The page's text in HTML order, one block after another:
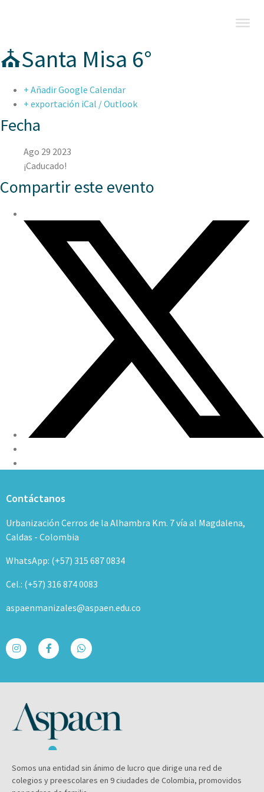
⛪Santa Misa 6°
+ Añadir Google Calendar
+ exportación iCal / Outlook
Fecha
Ago 29 2023
¡Caducado!
Compartir este evento
Contáctanos
Urbanización Cerros de la Alhambra Km. 7 vía al Magdalena,
Caldas - Colombia
WhatsApp: (+57) 315 687 0834
Cel.: (+57) 316 874 0083
aspaenmanizales@aspaen.edu.co
Somos una entidad sin ánimo de lucro que dirige una red de
colegios y preescolares en 9 ciudades de Colombia, promovidos